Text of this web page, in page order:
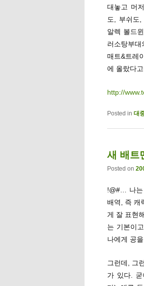
대놓고 머
도, 부쉬도,
알렉 볼드
러소탕부대
매트&트레
에 올랐다
http://
Posted in 대
새 배트
Posted on
!@#… 나는
배역, 즉 캐
게 잘 표현
는 기본이
나에게 공
그런데, 그
가 있다. 굳